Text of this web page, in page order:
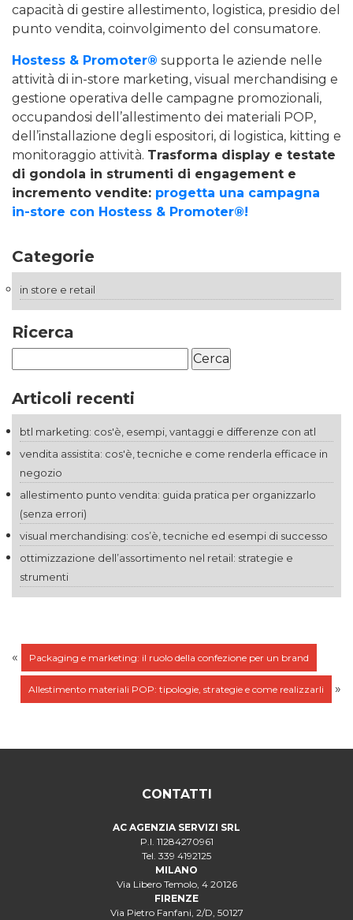
capacità di gestire allestimento, logistica, presidio del
punto vendita, coinvolgimento del consumatore.
Hostess & Promoter® supporta le aziende nelle
attività di in-store marketing, visual merchandising e
gestione operativa delle campagne promozionali,
occupandosi dell’allestimento dei materiali POP,
dell’installazione degli espositori, di logistica, kitting e
monitoraggio attività. Trasforma display e testate
di gondola in strumenti di engagement e
incremento vendite: progetta una campagna
in-store con Hostess & Promoter®!
Categorie
in store e retail
Ricerca
per:
Articoli recenti
btl marketing: cos'è, esempi, vantaggi e differenze con atl
vendita assistita: cos'è, tecniche e come renderla efficace in
negozio
allestimento punto vendita: guida pratica per organizzarlo
(senza errori)
visual merchandising: cos’è, tecniche ed esempi di successo
ottimizzazione dell’assortimento nel retail: strategie e
strumenti
« Packaging e marketing: il ruolo della confezione per un brand
Allestimento materiali POP: tipologie, strategie e come realizzarli »
CONTATTI
AC AGENZIA SERVIZI SRL
P.I. 11284270961
Tel. 339 4192125
MILANO
Via Libero Temolo, 4 20126
FIRENZE
Via Pietro Fanfani, 2/D, 50127